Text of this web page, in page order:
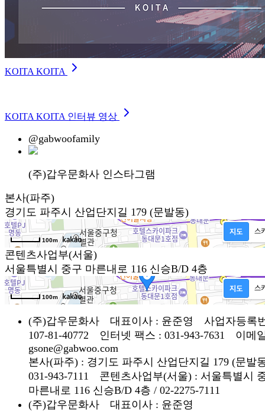
KOITA KOITA
KOITA KOITA 인터뷰 영상
@gabwoofamily
(주)갑우문화사 인스타그램
본사(파주)
경기도 파주시 산업단지길 179 (문발동)
본사(파주)
경기도 파주시 산업단지길 179 (문발동)
100m
콘텐츠사업부(서울)
서울특별시 중구 마른내로 116 신승B/D 4층
콘텐츠사업부(서울)
서울특별시 중구 마른내로 116 신승B/D 4층
100m
(주)갑우문화사 대표이사 : 윤준영 사업자등록
107-81-40772 인터넷 팩스 : 031-943-7631 이메
gsone@gabwoo.com
본사(파주) : 경기도 파주시 산업단지길 179 (문발
031-943-7111 콘텐츠사업부(서울) : 서울특별시
마른내로 116 신승B/D 4층 / 02-2275-7111
(주)갑우문화사 대표이사 : 윤준영